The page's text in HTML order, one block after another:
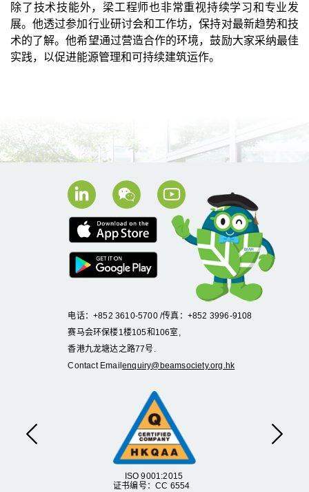
除了技术技能外，梁工程师也非常重视持续学习和专业发
展。他透过参加行业研讨会和工作坊，保持对最新趋势和技
术的了解。他希望通过营造合作的环境，鼓励大家采纳最佳
实践，以促进能源管理和可持续建筑运作。
ISO 9001:2015
证书编号：CC 6554
Previous Next
电话：+852 3610-5700 /传真：+852 3996-9108
赛马会环保楼1楼105和106室,
香港九龙塘达之路77号.
Contact Email enquiry@beamsociety.org.hk